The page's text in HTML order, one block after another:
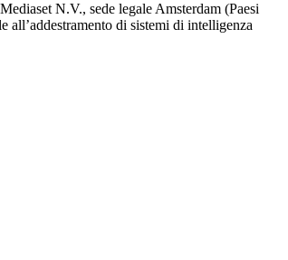
N.V., sede legale Amsterdam (Paesi
all’addestramento di sistemi di intelligenza